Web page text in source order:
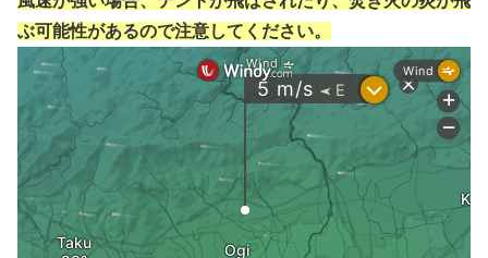
ぶ可能性があるので注意してください。